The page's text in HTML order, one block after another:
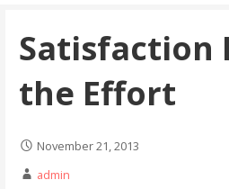
Satisfaction
the Effort
November 21, 2013
admin